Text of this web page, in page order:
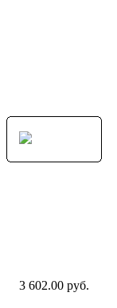
3 602.00 руб.